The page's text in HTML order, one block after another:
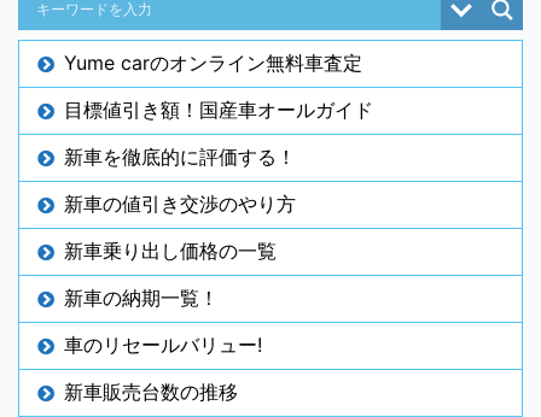
Yume carのオンライン無料車査定
目標値引き額！国産車オールガイド
新車を徹底的に評価する！
新車の値引き交渉のやり方
新車乗り出し価格の一覧
新車の納期一覧！
車のリセールバリュー!
新車販売台数の推移